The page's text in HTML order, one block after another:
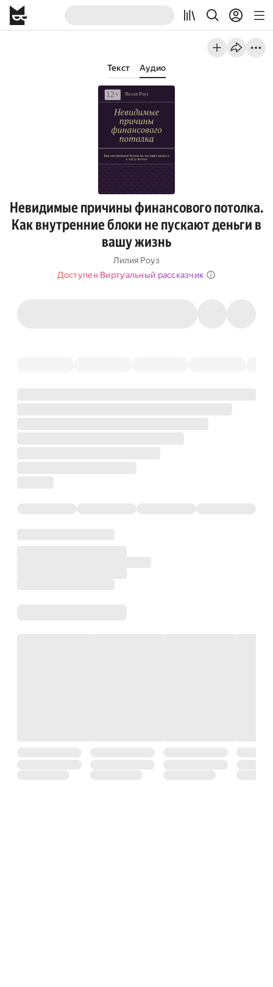
Текст Аудио
Невидимые причины финансового потолка.
Как внутренние блоки не пускают деньги в
вашу жизнь
Лилия Роуз
Доступен Виртуальный рассказчик